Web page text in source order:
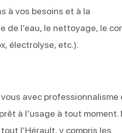
à vos besoins et à la
de l’eau, le nettoyage, le
électrolyse, etc.).
avec professionnalisme
à l’usage à tout moment.
l’Hérault, y compris les